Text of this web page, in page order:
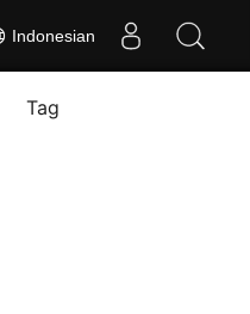
Indonesian
Tag